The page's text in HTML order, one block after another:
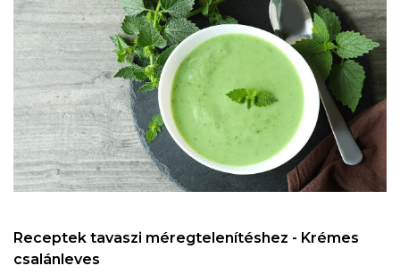
Receptek tavaszi méregtelenítéshez - Krémes
csalánleves